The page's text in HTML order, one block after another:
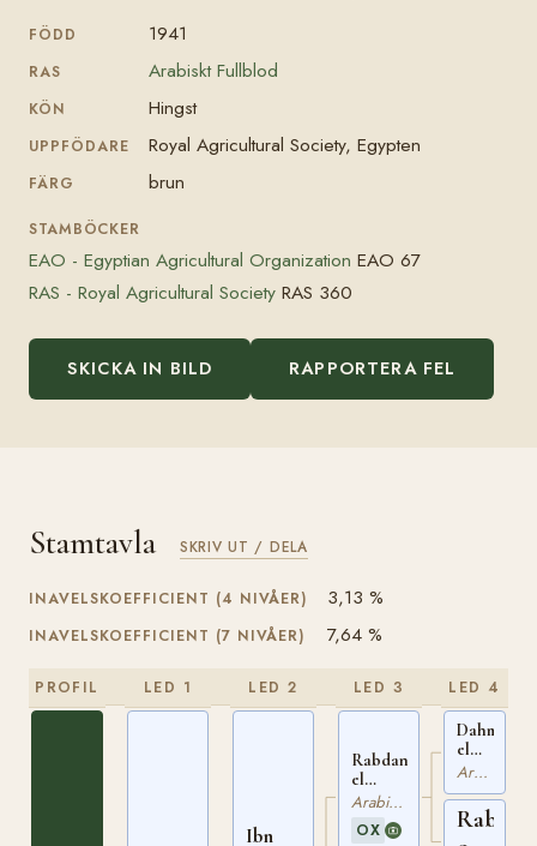
FÖDD 1941
RAS Arabiskt Fullblod
KÖN Hingst
UPPFÖDARE Royal Agricultural Society, Egypten
FÄRG brun
STAMBÖCKER
EAO - Egyptian Agricultural Organization EAO 67
RAS - Royal Agricultural Society RAS 360
SKICKA IN BILD RAPPORTERA FEL
Stamtavla SKRIV UT / DELA
INAVELSKOEFFICIENT (4 NIVÅER) 3,13 %
INAVELSKOEFFICIENT (7 NIVÅER) 7,64 %
PROFIL LED 1 LED 2
Ibn
LED 3
Rabdan
el
Azrak
EGYPT
Arabiskt Fullblod
OX
LED 4
Dahman
el
Azrak
EGYPT
69
Arabiskt Fullblod
Rabda